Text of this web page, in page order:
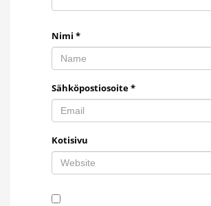
Nimi *
Sähköpostiosoite*
Kotisivu